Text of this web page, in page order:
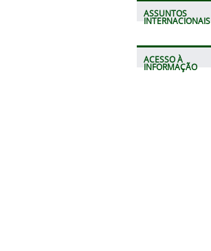
ASSUNTOS
INTERNACIONAIS
ACESSO À
INFORMAÇÃO